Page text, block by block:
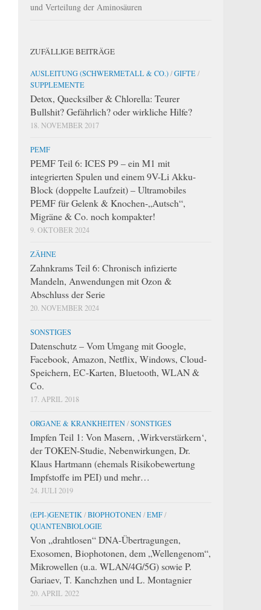
und Verteilung der Aminosäuren
ZUFÄLLIGE BEITRÄGE
AUSLEITUNG (SCHWERMETALL & CO.)/GIFTE/
SUPPLEMENTE
Detox, Quecksilber & Chlorella: Teurer
Bullshit? Gefährlich? oder wirkliche Hilfe?
18. NOVEMBER 2017
PEMF
PEMF Teil 6: ICES P9 – ein M1 mit
integrierten Spulen und einem 9V-Li Akku-
Block (doppelte Laufzeit) – Ultramobiles
PEMF für Gelenk & Knochen-„Autsch“,
Migräne & Co. noch kompakter!
9. OKTOBER 2024
ZÄHNE
Zahnkrams Teil 6: Chronisch infizierte
Mandeln, Anwendungen mit Ozon &
Abschluss der Serie
20. NOVEMBER 2024
SONSTIGES
Datenschutz – Vom Umgang mit Google,
Facebook, Amazon, Netflix, Windows, Cloud-
Speichern, EC-Karten, Bluetooth, WLAN &
Co.
17. APRIL 2018
ORGANE & KRANKHEITEN/SONSTIGES
Impfen Teil 1: Von Masern, ‚Wirkverstärkern‘,
der TOKEN-Studie, Nebenwirkungen, Dr.
Klaus Hartmann (ehemals Risikobewertung
Impfstoffe im PEI) und mehr…
24. JULI 2019
(EPI-)GENETIK /BIOPHOTONEN/EMF/
QUANTENBIOLOGIE
Von „drahtlosen“ DNA-Übertragungen,
Exosomen, Biophotonen, dem „Wellengenom“,
Mikrowellen (u.a. WLAN/4G/5G) sowie P.
Gariaev, T. Kanchzhen und L. Montagnier
20. APRIL 2022